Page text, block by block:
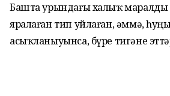
Башта урындағы халыҡ маралды
яралаған тип уйлаған, әммә,
асыҡланыуынса, бүре тигәне